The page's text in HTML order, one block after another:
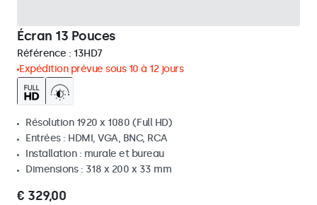
Écran 13 Pouces
Référence : 13HD7
Expédition prévue sous 10 à 12 jours
Résolution 1920 x 1080 (Full HD)
Entrées : HDMI, VGA, BNC, RCA
Installation : murale et bureau
Dimensions : 318 x 200 x 33 mm
€ 329,00